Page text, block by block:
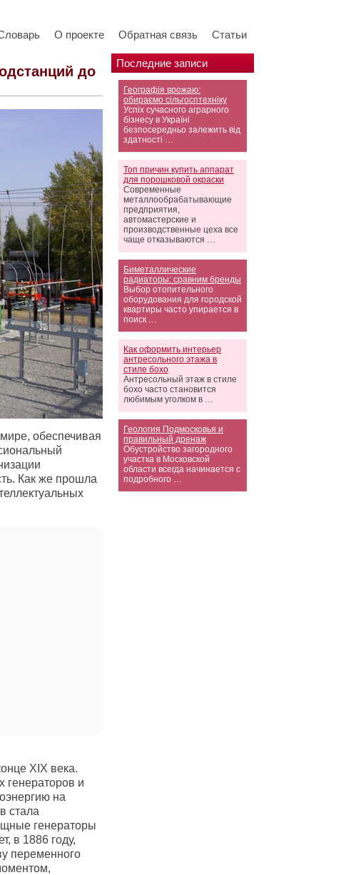
О проекте Обратная связь Статьи
Последние записи
Географія врожаю:
обираємо сільгосптехніку
Успіх сучасного аграрного
бізнесу в Україні
безпосередньо залежить від
здатності …
Топ причин купить аппарат
для порошковой окраски
Современные
металлообрабатывающие
предприятия,
автомастерские и
производственные цеха все
чаще отказываются …
Биметаллические
радиаторы: сравним бренды
Выбор отопительного
оборудования для городской
квартиры часто упирается в
поиск …
Как оформить интерьер
антресольного этажа в
стиле бохо
Антресольный этаж в стиле
бохо часто становится
любимым уголком в …
Геология Подмосковья и
правильный дренаж
Обустройство загородного
участка в Московской
области всегда начинается с
подробного …
до
обеспечивая
Как же прошла
XIX века.
генераторов и
на
стала
генераторы
в 1886 году,
переменного